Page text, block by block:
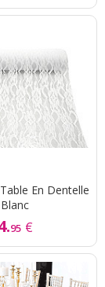
En Dentelle
Blanc
95 €